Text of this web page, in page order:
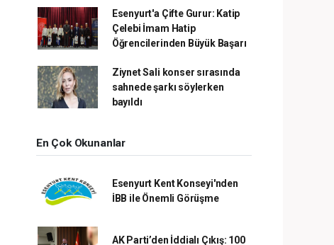
Esenyurt'a Çifte Gurur: Katip
Çelebi İmam Hatip
Öğrencilerinden Büyük Başarı
Ziynet Sali konser sırasında
sahnede şarkı söylerken
bayıldı
En Çok Okunanlar
Esenyurt Kent Konseyi'nden
İBB ile Önemli Görüşme
AK Parti’den İddialı Çıkış: 100